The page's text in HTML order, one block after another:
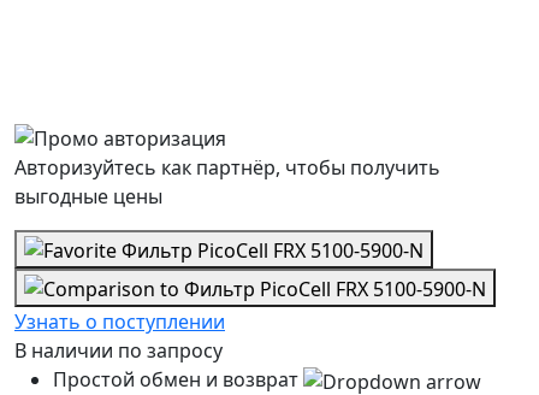
Авторизуйтесь как партнёр, чтобы получить
выгодные цены
Узнать о поступлении
В наличии по запросу
Простой обмен и возврат